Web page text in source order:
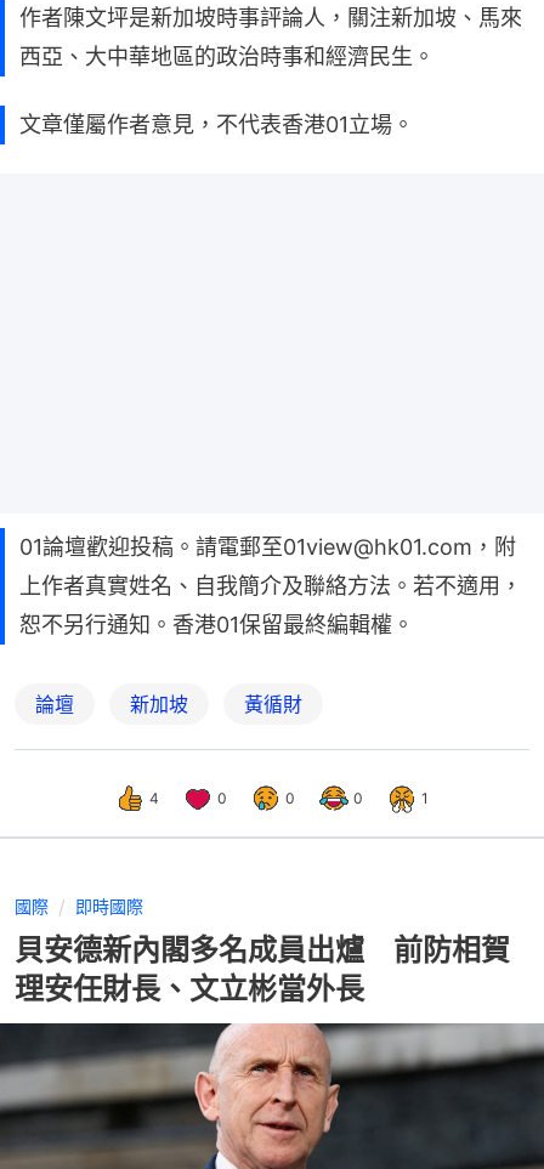
作者陳文坪是新加坡時事評論人，關注新加坡、馬來
西亞、大中華地區的政治時事和經濟民生。
文章僅屬作者意見，不代表香港01立場。
01論壇歡迎投稿。請電郵至01view@hk01.com，附
上作者真實姓名、自我簡介及聯絡方法。若不適用，
恕不另行通知。香港01保留最終編輯權。
論壇 新加坡 黃循財
4 0 0 0 1
國際 即時國際
貝安德新內閣多名成員出爐 前防相賀
理安任財長、文立彬當外長